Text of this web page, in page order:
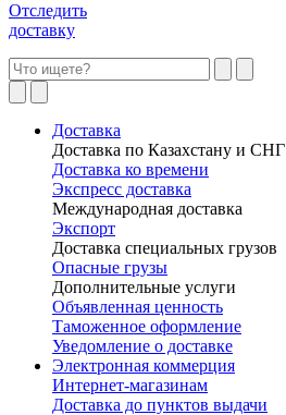
Отследить
доставку
Доставка
Доставка по Казахстану и СНГ
Доставка ко времени
Экспресс доставка
Международная доставка
Экспорт
Доставка специальных грузов
Опасные грузы
Дополнительные услуги
Объявленная ценность
Таможенное оформление
Уведомление о доставке
Электронная коммерция
Интернет-магазинам
Доставка до пунктов выдачи